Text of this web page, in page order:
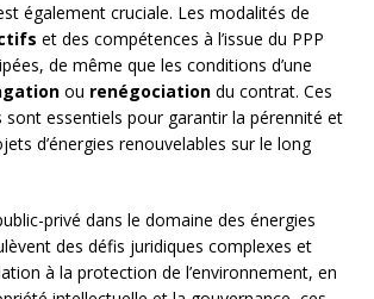
également cruciale. Les modalités de
et des compétences à l’issue du PPP
de même que les conditions d’une
ou renégociation du contrat. Ces
sont essentiels pour garantir la pérennité et
d’énergies renouvelables sur le long
privé dans le domaine des énergies
des défis juridiques complexes et
à la protection de l’environnement, en